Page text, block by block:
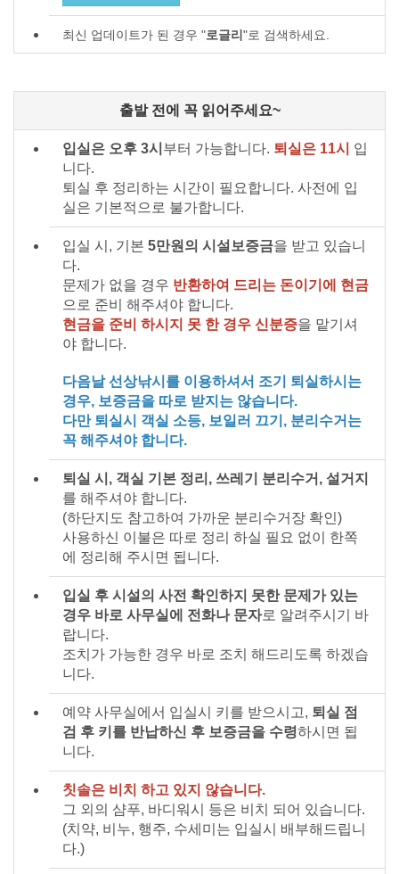
최신 업데이트가 된 경우 "로글리 "로 검색하세요.
출발 전에 꼭 읽어주세요~
입실은 오후 3시 부터 가능합니다. 퇴실은 11시
입
니다.
퇴실 후 정리하는 시간이 필요합니다. 사전에 입
실은 기본적으로 불가합니다.
입실 시, 기본 5만원의 시설보증금을 받고 있습니
다.
문제가 없을 경우 반환하여 드리는 돈이기에 현금
으로 준비 해주셔야 합니다.
현금을 준비 하시지 못 한 경우 신분증을 맡기셔
야 합니다.
다음날 선상낚시를 이용하셔서 조기 퇴실하시는
경우, 보증금을 따로 받지는 않습니다.
다만 퇴실시 객실 소등, 보일러 끄기, 분리수거는
꼭 해주셔야 합니다.
퇴실 시, 객실 기본 정리, 쓰레기 분리수거, 설거지
를 해주셔야 합니다.
(하단지도 참고하여 가까운 분리수거장 확인)
사용하신 이불은 따로 정리 하실 필요 없이 한쪽
에 정리해 주시면 됩니다.
입실 후 시설의 사전 확인하지 못한 문제가 있는
경우 바로 사무실에 전화나 문자로 알려주시기 바
랍니다.
조치가 가능한 경우 바로 조치 해드리도록 하겠습
니다.
예약 사무실에서 입실시 키를 받으시고, 퇴실 점
검 후 키를 반납하신 후 보증금을 수령하시면 됩
니다.
칫솔은 비치 하고 있지 않습니다.
그 외의 샴푸, 바디워시 등은 비치 되어 있습니다.
(치약, 비누, 행주, 수세미는 입실시 배부해드립니
다.)